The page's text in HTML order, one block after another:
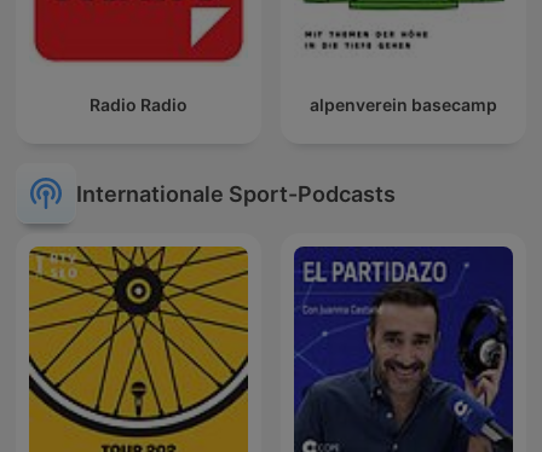
Radio Radio alpenverein basecamp
Internationale Sport-Podcasts